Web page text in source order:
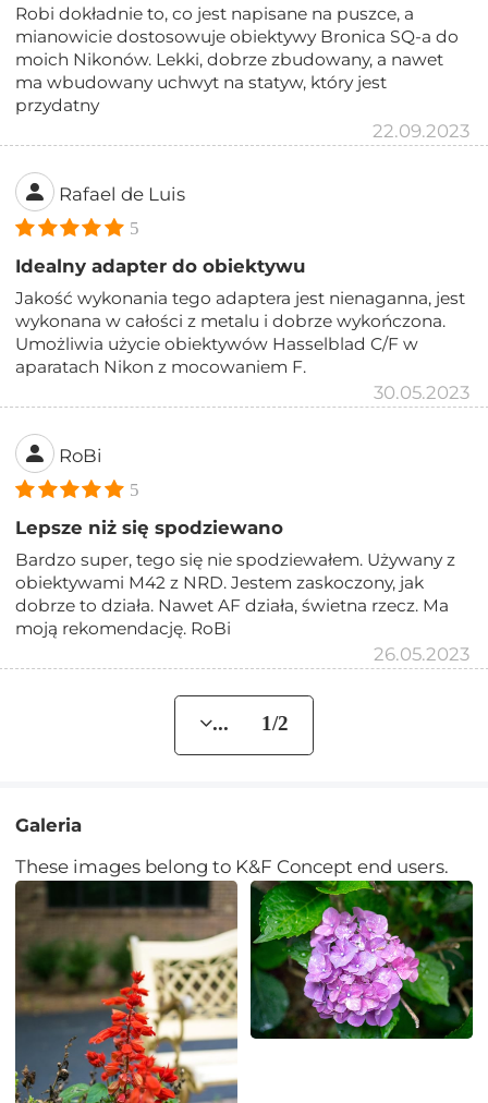
Robi dokładnie to, co jest napisane na puszce, a
mianowicie dostosowuje obiektywy Bronica SQ-a do
moich Nikonów. Lekki, dobrze zbudowany, a nawet
ma wbudowany uchwyt na statyw, który jest
przydatny
22.09.2023
Rafael de Luis
5
Idealny adapter do obiektywu
Jakość wykonania tego adaptera jest nienaganna, jest
wykonana w całości z metalu i dobrze wykończona.
Umożliwia użycie obiektywów Hasselblad C/F w
aparatach Nikon z mocowaniem F.
30.05.2023
RoBi
5
Lepsze niż się spodziewano
Bardzo super, tego się nie spodziewałem. Używany z
obiektywami M42 z NRD. Jestem zaskoczony, jak
dobrze to działa. Nawet AF działa, świetna rzecz. Ma
moją rekomendację. RoBi
26.05.2023
... 1/2
Galeria
These images belong to K&F Concept end users.